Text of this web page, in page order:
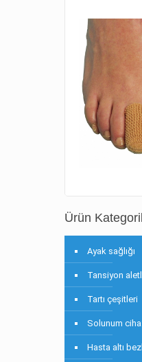
Ürün
Ayak sağlığı
Tansiyon
Tartı çeşitleri
Solunum
Hasta altı